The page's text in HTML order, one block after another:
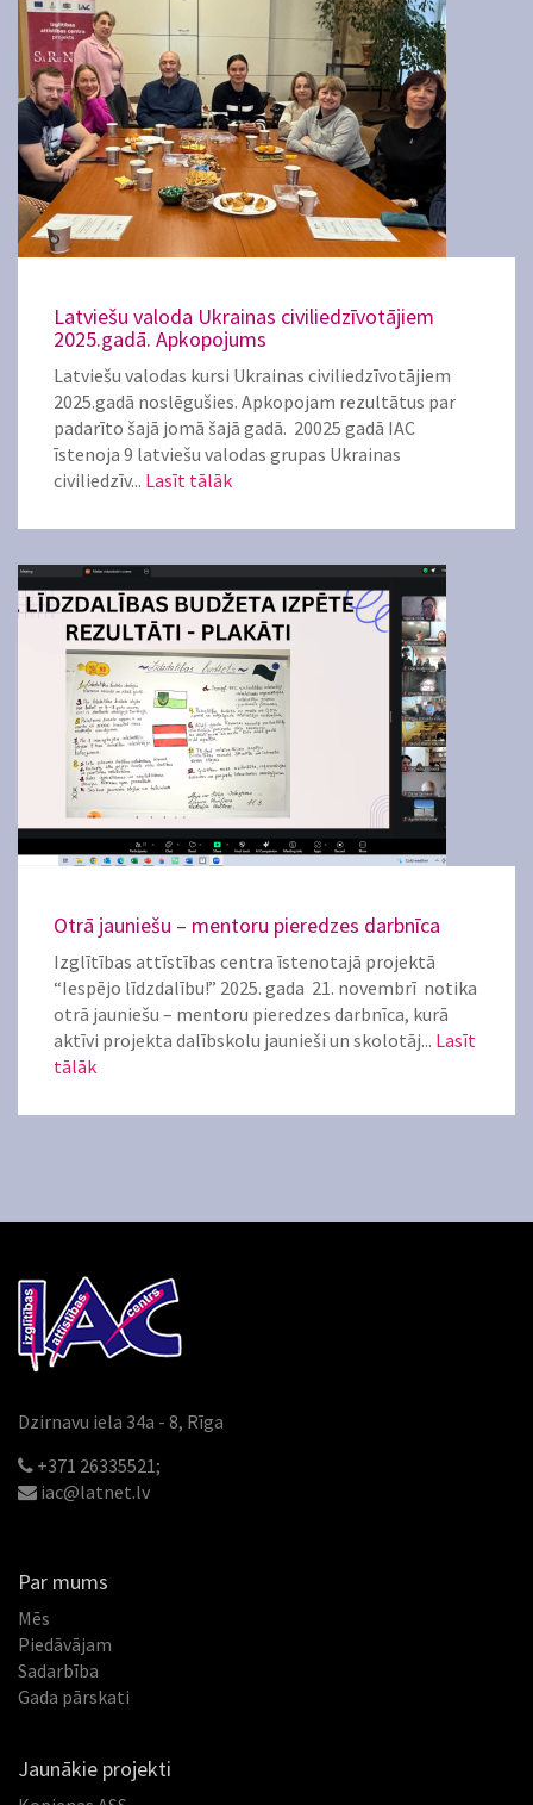
Latviešu valoda Ukrainas civiliedzīvotājiem
2025.gadā. Apkopojums
Latviešu valodas kursi Ukrainas civiliedzīvotājiem
2025.gadā noslēgušies. Apkopojam rezultātus par
padarīto šajā jomā šajā gadā. 20025 gadā IAC
īstenoja 9 latviešu valodas grupas Ukrainas
civiliedzīv... Lasīt tālāk
Otrā jauniešu – mentoru pieredzes darbnīca
Izglītības attīstības centra īstenotajā projektā
“Iespējo līdzdalību!” 2025. gada 21. novembrī notika
otrā jauniešu – mentoru pieredzes darbnīca, kurā
aktīvi projekta dalībskolu jaunieši un skolotāj... Lasīt
tālāk
Dzirnavu iela 34a - 8, Rīga
+371 26335521;
iac@latnet.lv
Par mums
Mēs
Piedāvājam
Sadarbība
Gada pārskati
Jaunākie projekti